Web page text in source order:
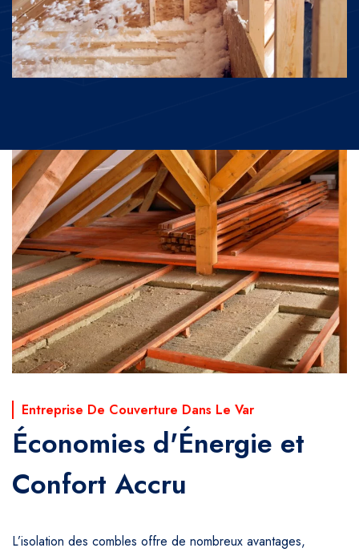
Entreprise De Couverture Dans Le Var
Économies d'Énergie et
Confort Accru
L’isolation des combles offre de nombreux avantages,